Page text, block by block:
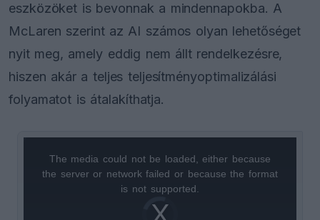
eszközöket is bevonnak a mindennapokba. A
McLaren szerint az AI számos olyan lehetőséget
nyit meg, amely eddig nem állt rendelkezésre,
hiszen akár a teljes teljesítményoptimalizálási
folyamatot is átalakíthatja.
Video
Player
The media could not be loaded, either because
the server or network failed or because the format
is not supported.